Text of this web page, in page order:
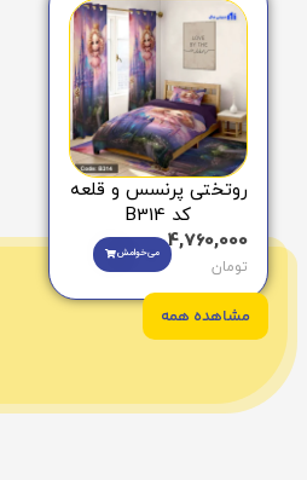
روتختی پرنسس و قلعه
کد B314
4,760,000
تومان
می‌خوامش
مشاهده همه